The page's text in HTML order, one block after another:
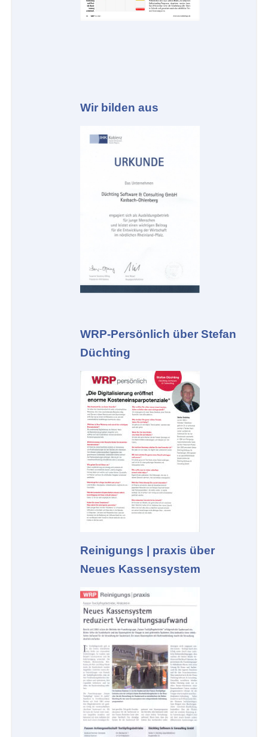
Wir bilden aus
WRP-Persönlich über Stefan
Düchting
Reinigungs | praxis über
Neues Kassensystem